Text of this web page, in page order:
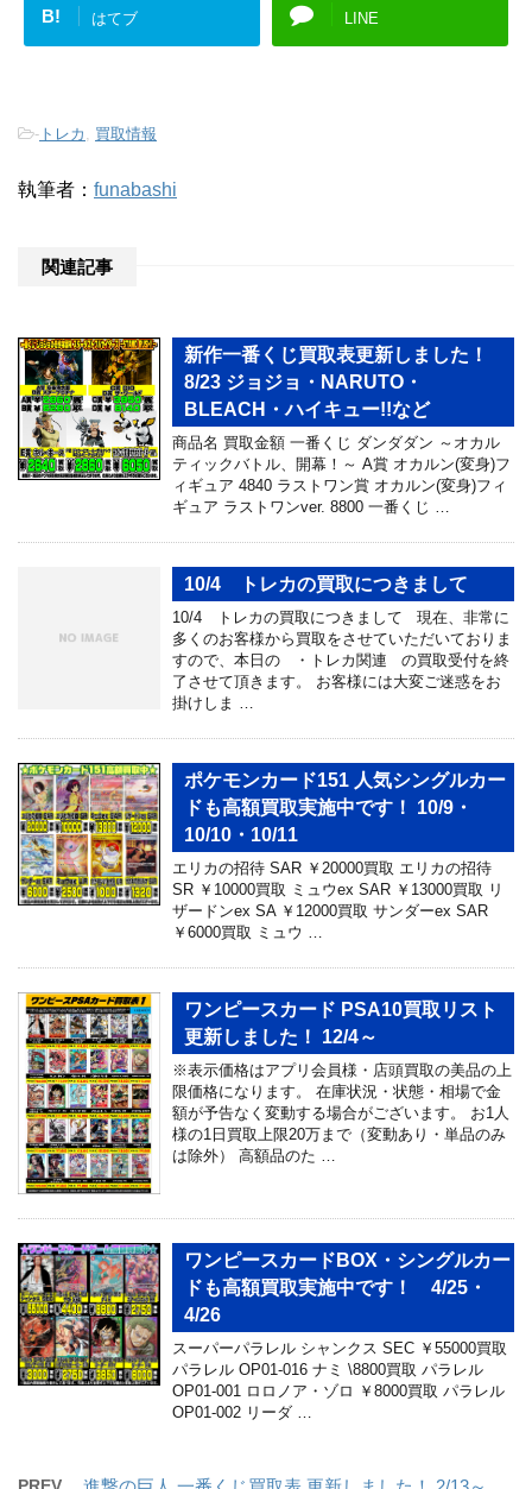
B! はてブ LINE
- トレカ , 買取情報
執筆者： funabashi
関連記事
新作一番くじ買取表更新しました！
8/23 ジョジョ・NARUTO・
BLEACH・ハイキュー!!など
商品名 買取金額 一番くじ ダンダダン ～オカル
ティックバトル、開幕！～ A賞 オカルン(変身)フ
ィギュア 4840 ラストワン賞 オカルン(変身)フィ
ギュア ラストワンver. 8800 一番くじ …
10/4 トレカの買取につきまして
10/4 トレカの買取につきまして 現在、非常に
多くのお客様から買取をさせていただいておりま
すので、本日の ・トレカ関連 の買取受付を終
了させて頂きます。 お客様には大変ご迷惑をお
掛けしま …
ポケモンカード151 人気シングルカー
ドも高額買取実施中です！ 10/9・
10/10・10/11
エリカの招待 SAR ￥20000買取 エリカの招待
SR ￥10000買取 ミュウex SAR ￥13000買取 リ
ザードンex SA ￥12000買取 サンダーex SAR
￥6000買取 ミュウ …
ワンピースカード PSA10買取リスト
更新しました！ 12/4～
※表示価格はアプリ会員様・店頭買取の美品の上
限価格になります。 在庫状況・状態・相場で金
額が予告なく変動する場合がございます。 お1人
様の1日買取上限20万まで（変動あり・単品のみ
は除外） 高額品のた …
ワンピースカードBOX・シングルカー
ドも高額買取実施中です！ 4/25・
4/26
スーパーパラレル シャンクス SEC ￥55000買取
パラレル OP01-016 ナミ \8800買取 パラレル
OP01-001 ロロノア・ゾロ ￥8000買取 パラレル
OP01-002 リーダ …